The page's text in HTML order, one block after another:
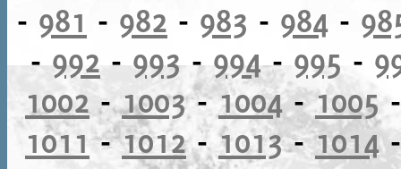
- 981 - 982 - 983 - 984 -
-992 -993- 994- 995 -
1002 -1003-1004-1005
1011-1012-1013-1014